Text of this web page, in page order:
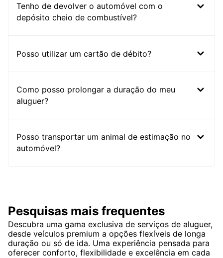
Tenho de devolver o automóvel com o
depósito cheio de combustível?
Posso utilizar um cartão de débito?
Como posso prolongar a duração do meu
aluguer?
Posso transportar um animal de estimação no
automóvel?
Pesquisas mais frequentes
Descubra uma gama exclusiva de serviços de aluguer,
desde veículos premium a opções flexíveis de longa
duração ou só de ida. Uma experiência pensada para
oferecer conforto, flexibilidade e excelência em cada